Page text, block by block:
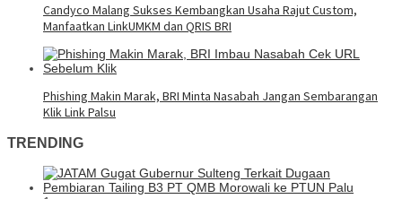
Candyco Malang Sukses Kembangkan Usaha Rajut Custom,
Manfaatkan LinkUMKM dan QRIS BRI
Phishing Makin Marak, BRI Minta Nasabah Jangan Sembarangan
Klik Link Palsu
TRENDING